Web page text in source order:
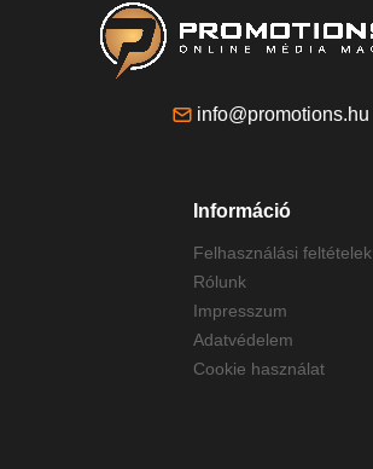
info@promotions.hu
Információ
Felhasználási feltételek
Rólunk
Impresszum
Adatvédelem
Cookie használat